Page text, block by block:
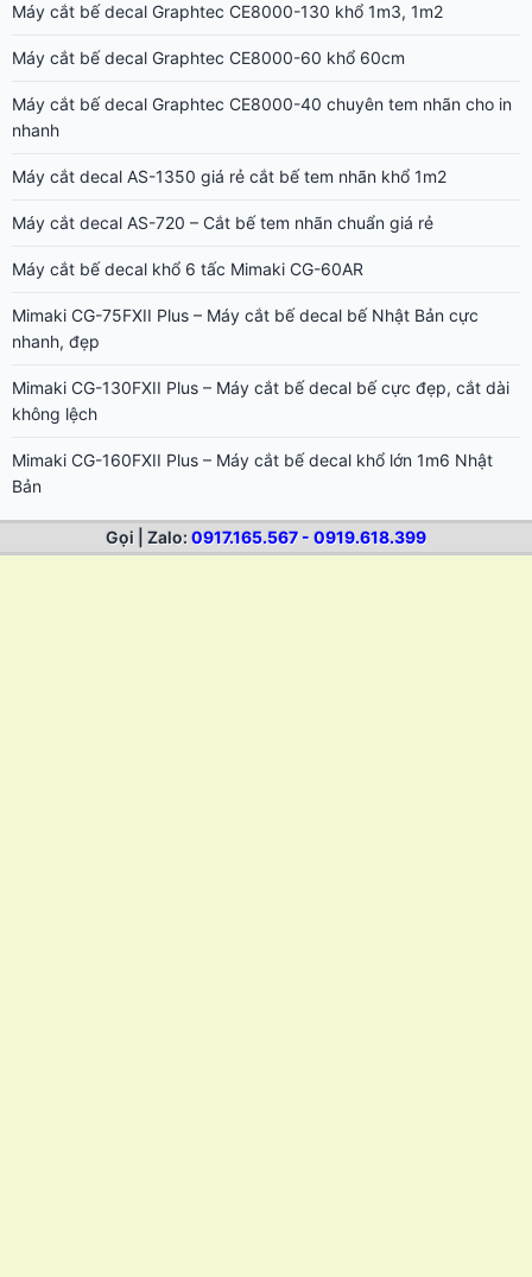
Gọi | Zalo:0917.165.567 - 0919.618.399
Máy cắt bế decal Graphtec CE8000-130 khổ 1m3, 1m2
Máy cắt bế decal Graphtec CE8000-60 khổ 60cm
Máy cắt bế decal Graphtec CE8000-40 chuyên tem nhãn cho in
nhanh
Máy cắt decal AS-1350 giá rẻ cắt bế tem nhãn khổ 1m2
Máy cắt decal AS-720 – Cắt bế tem nhãn chuẩn giá rẻ
Máy cắt bế decal khổ 6 tấc Mimaki CG-60AR
Mimaki CG-75FXII Plus – Máy cắt bế decal bế Nhật Bản cực
nhanh, đẹp
Mimaki CG-130FXII Plus – Máy cắt bế decal bế cực đẹp, cắt dài
không lệch
Mimaki CG-160FXII Plus – Máy cắt bế decal khổ lớn 1m6 Nhật
Bản